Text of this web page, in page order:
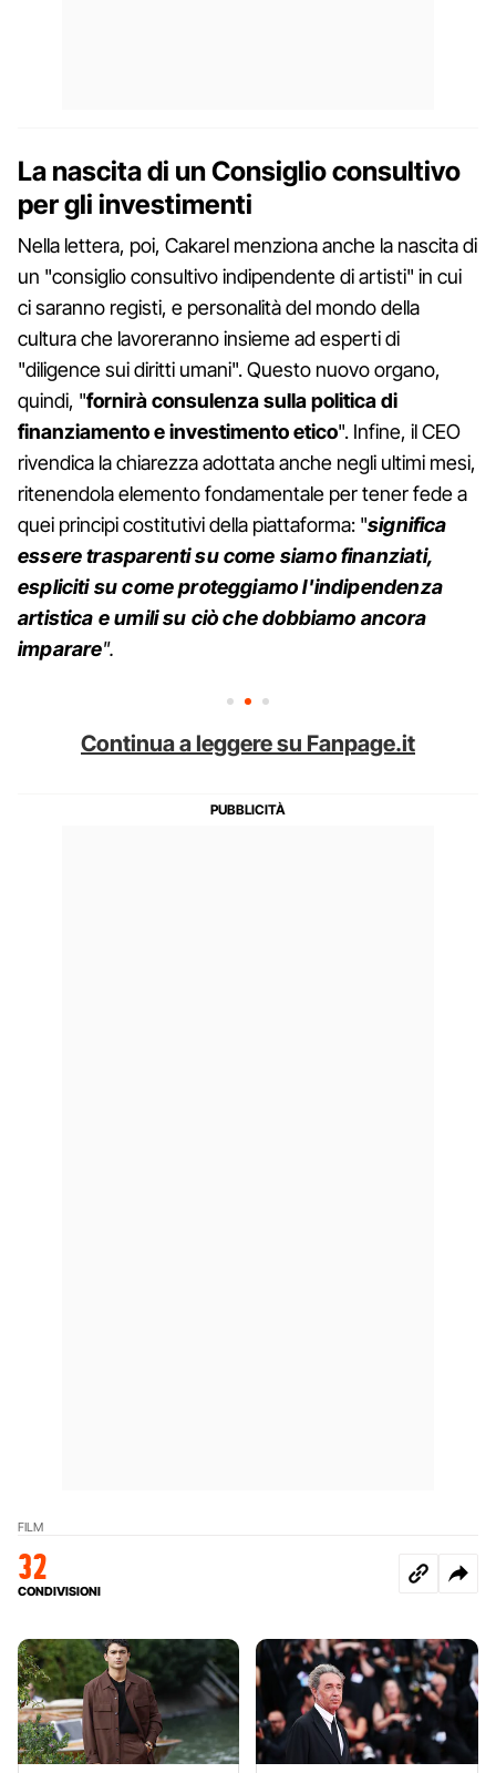
La nascita di un Consiglio consultivo
per gli investimenti
Nella lettera, poi, Cakarel menziona anche la nascita di
un "consiglio consultivo indipendente di artisti" in cui
ci saranno registi, e personalità del mondo della
cultura che lavoreranno insieme ad esperti di
"diligence sui diritti umani". Questo nuovo organo,
quindi, "fornirà consulenza sulla politica di
finanziamento e investimento etico". Infine, il CEO
rivendica la chiarezza adottata anche negli ultimi mesi,
ritenendola elemento fondamentale per tener fede a
quei principi costitutivi della piattaforma: "significa
essere trasparenti su come siamo finanziati,
espliciti su come proteggiamo l'indipendenza
artistica e umili su ciò che dobbiamo ancora
imparare".
Continua a leggere su Fanpage.it
FILM
32
CONDIVISIONI